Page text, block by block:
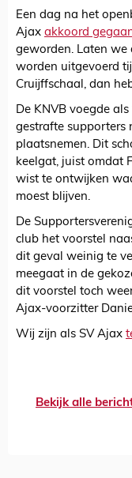
Een dag na het
Ajax akkoord
geworden. Laten we
worden uitgevoerd
Cruijffschaal, dan
De KNVB voegde
gestrafte supporters
plaatsnemen. Dit
keelgat, juist omdat
wist te ontwijken
moest blijven.
De
club het voorstel
dit geval weinig te
meegaat in de
dit voorstel toch
Ajax-voorzitter
Wij zijn als SV Ajax
Bekijk alle